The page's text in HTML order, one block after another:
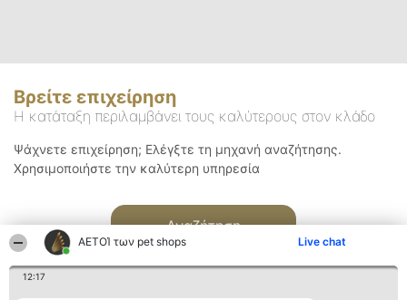
ΑΕΤΟΊ των pet shops Live chat
12:17
Βρείτε επιχείρηση
Η κατάταξη περιλαμβάνει τους καλύτερους στον κλάδο
Ψάχνετε επιχείρηση; Ελέγξτε τη μηχανή αναζήτησης.
Χρησιμοποιήστε την καλύτερη υπηρεσία
Αναζήτηση